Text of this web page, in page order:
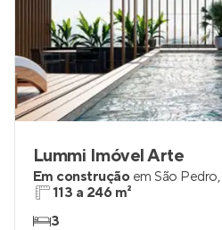
Lummi Imóvel Arte
Em construção em São Pedro,
113 a 246 m²
3